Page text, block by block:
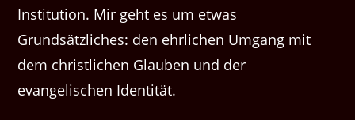
Institution. Mir geht es um etwas
Grundsätzliches: den ehrlichen Umgang mit
dem christlichen Glauben und der
evangelischen Identität.